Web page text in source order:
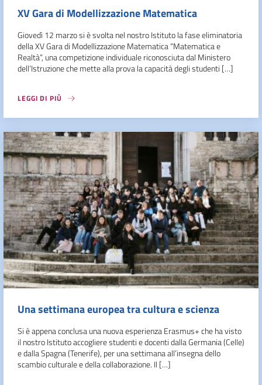
XV Gara di Modellizzazione Matematica
Giovedì 12 marzo si è svolta nel nostro Istituto la fase eliminatoria
della XV Gara di Modellizzazione Matematica “Matematica e
Realtà”, una competizione individuale riconosciuta dal Ministero
dell’Istruzione che mette alla prova la capacità degli studenti […]
LEGGI DI PIÙ
Una settimana europea tra cultura e scienza
Si è appena conclusa una nuova esperienza Erasmus+ che ha visto
il nostro Istituto accogliere studenti e docenti dalla Germania (Celle)
e dalla Spagna (Tenerife), per una settimana all’insegna dello
scambio culturale e della collaborazione. Il […]